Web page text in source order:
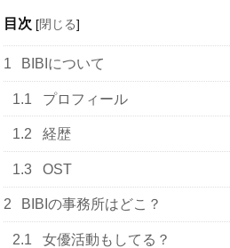
目次 [閉じる]
1 BIBIについて
1.1 プロフィール
1.2 経歴
1.3 OST
2 BIBIの事務所はどこ？
2.1 女優活動もしてる？